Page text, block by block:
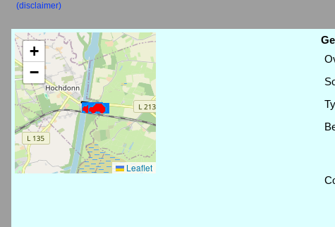
(disclaimer)
+
−
Leaflet